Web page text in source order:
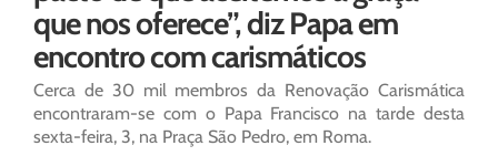
que nos oferece”, diz Papa em
encontro com carismáticos
Cerca de 30 mil membros da Renovação Carismática
encontraram-se com o Papa Francisco na tarde desta
sexta-feira, 3, na Praça São Pedro, em Roma.